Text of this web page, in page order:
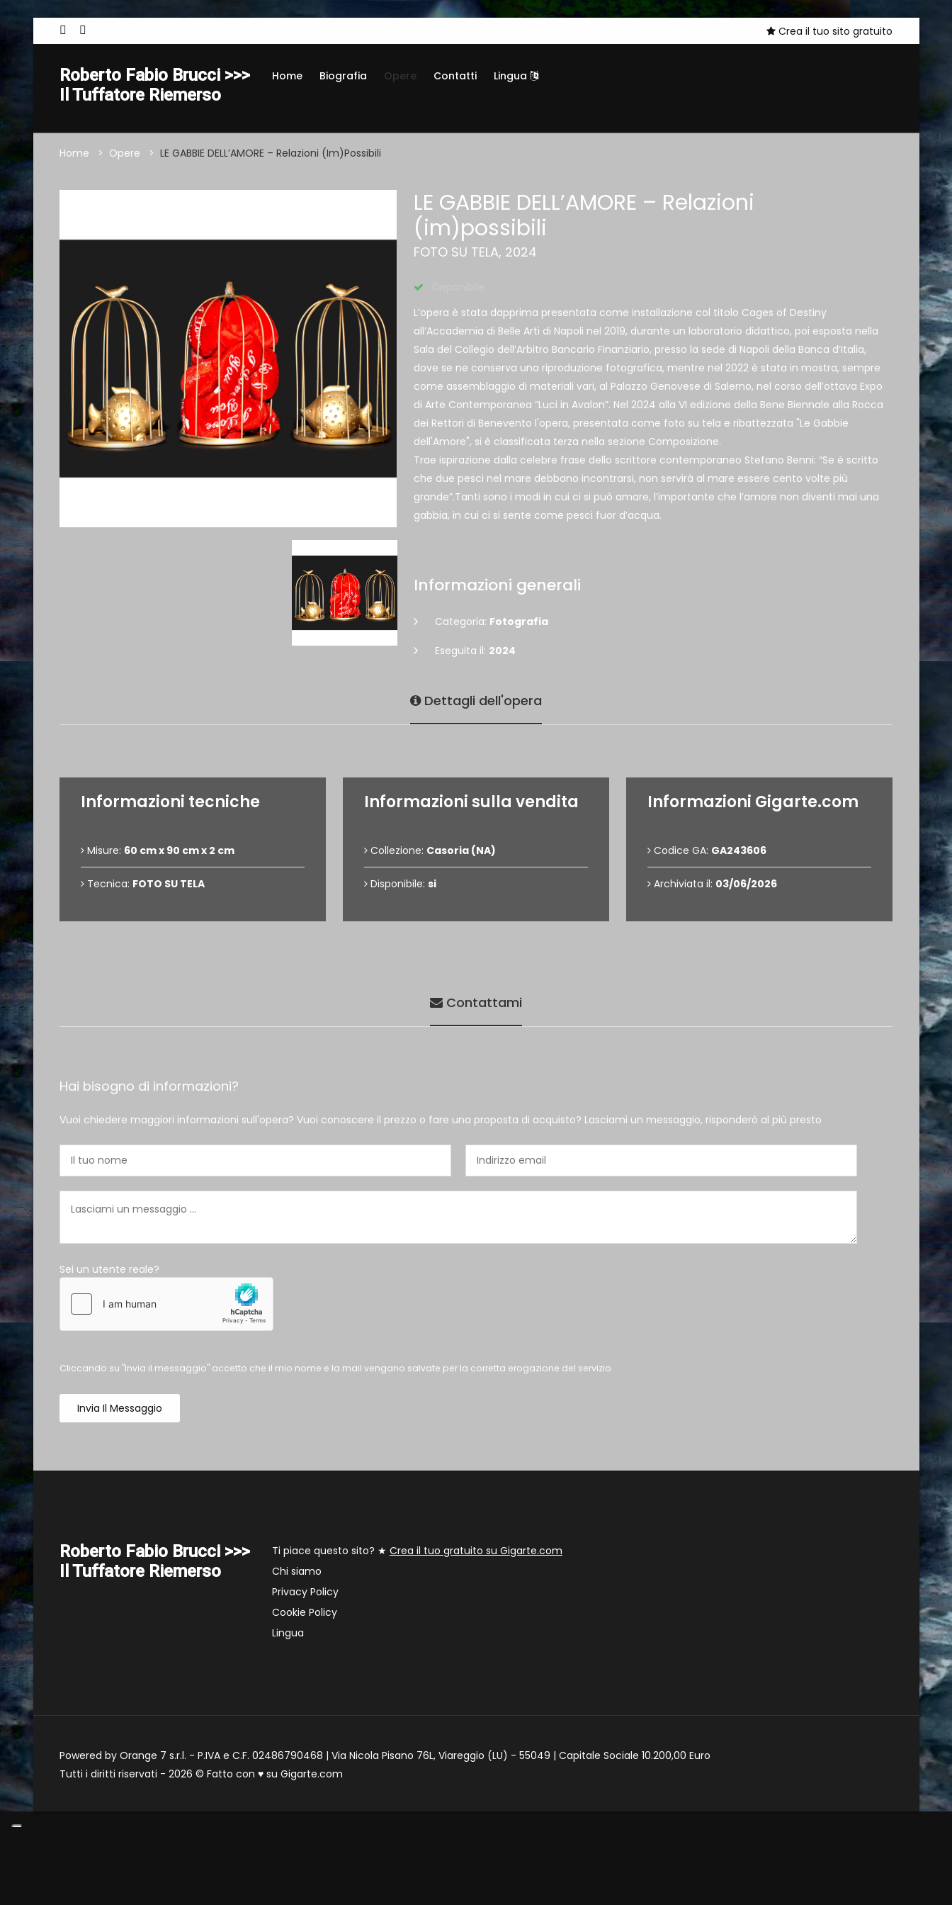
Crea il tuo sito gratuito
Roberto Fabio Brucci >>>
Il Tuffatore Riemerso
Home Biografia Opere Contatti Lingua
Home Opere LE GABBIE DELL’AMORE – Relazioni (im)possibili
LE GABBIE DELL’AMORE – Relazioni
(im)possibili
FOTO SU TELA, 2024
L’opera è stata dapprima presentata come installazione col titolo Cages of Destiny
all’Accademia di Belle Arti di Napoli nel 2019, durante un laboratorio didattico, poi esposta nella
Sala del Collegio dell’Arbitro Bancario Finanziario, presso la sede di Napoli della Banca d’Italia,
dove se ne conserva una riproduzione fotografica, mentre nel 2022 è stata in mostra, sempre
come assemblaggio di materiali vari, al Palazzo Genovese di Salerno, nel corso dell’ottava Expo
di Arte Contemporanea “Luci in Avalon”. Nel 2024 alla VI edizione della Bene Biennale alla Rocca
dei Rettori di Benevento l'opera, presentata come foto su tela e ribattezzata "Le Gabbie
dell'Amore", si è classificata terza nella sezione Composizione.
Trae ispirazione dalla celebre frase dello scrittore contemporaneo Stefano Benni: “Se è scritto
che due pesci nel mare debbano incontrarsi, non servirà al mare essere cento volte più
grande”.Tanti sono i modi in cui ci si può amare, l’importante che l’amore non diventi mai una
gabbia, in cui ci si sente come pesci fuor d’acqua.
Informazioni generali
Categoria: Fotografia
Eseguita il: 2024
Dettagli dell'opera
Informazioni tecniche
Misure: 60 cm x 90 cm x 2 cm
Tecnica: FOTO SU TELA
Informazioni sulla vendita
Collezione: Casoria (NA)
Disponibile: si
Informazioni Gigarte.com
Codice GA: GA243606
Archiviata il: 03/06/2026
Contattami
Hai bisogno di informazioni?
Vuoi chiedere maggiori informazioni sull'opera? Vuoi conoscere il prezzo o fare una proposta di acquisto? Lasciami un messaggio, risponderò al più presto
Sei un utente reale?
Cliccando su "Invia il messaggio" accetto che il mio nome e la mail vengano salvate per la corretta erogazione del servizio
Invia Il Messaggio
Roberto Fabio Brucci >>>
Il Tuffatore Riemerso
Ti piace questo sito? ★ Crea il tuo gratuito su Gigarte.com
Chi siamo
Privacy Policy
Cookie Policy
Lingua
Powered by Orange 7 s.r.l. - P.IVA e C.F. 02486790468 | Via Nicola Pisano 76L, Viareggio (LU) - 55049 | Capitale Sociale 10.200,00 Euro
Tutti i diritti riservati - 2026 © Fatto con ♥ su Gigarte.com